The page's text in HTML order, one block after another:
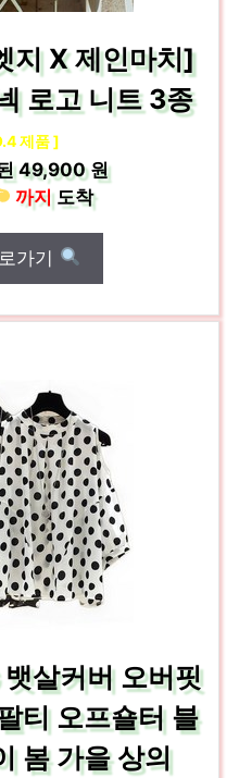
지 X 제인마치]
로고 니트 3종
제품 ]
49,900 원
까지도착
가기
살커버 오버핏
티 오프숄터 블
봄 가을 상의